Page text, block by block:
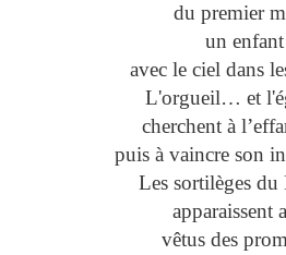
du premier
un enfant
avec le ciel dans
L'orgueil… et
cherchent à
puis à vaincre son
Les sortilèges
apparaissent
vêtus des